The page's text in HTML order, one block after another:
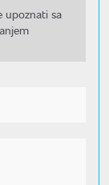
upoznati sa